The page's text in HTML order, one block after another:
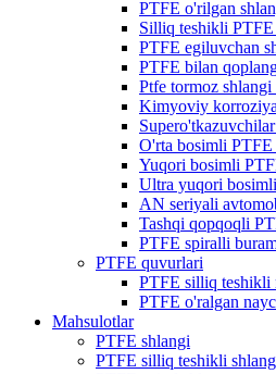
PTFE o'rilgan
Silliq teshikli PTFE
PTFE egiluvchan
PTFE bilan
Ptfe tormoz shlangi
Kimyoviy
O'rta bosimli
Yuqori bosimli
Ultra yuqori
AN seriyali
Tashqi qopqoqli
PTFE spiralli
PTFE quvurlari
PTFE silliq teshikli
PTFE o'ralgan
Mahsulotlar
PTFE shlangi
PTFE silliq teshikli shlang